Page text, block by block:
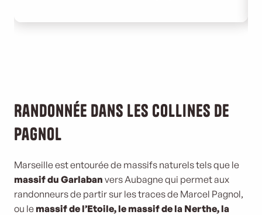
Randonnée dans les collines de
Pagnol
Marseille est entourée de massifs naturels tels que le
massif du Garlaban vers Aubagne qui permet aux
randonneurs de partir sur les traces de Marcel Pagnol,
ou le massif de l’Etoile, le massif de la Nerthe, la